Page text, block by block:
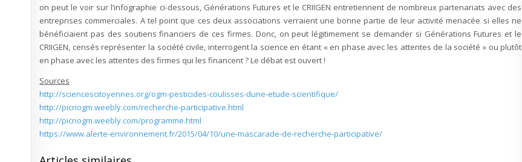
on peut le voir sur l’infographie ci-dessous, Générations Futures et le CRIIGEN entretiennent de nombreux partenariats avec des
entreprises commerciales. A tel point que ces deux associations verraient une bonne partie de leur activité menacée si elles ne
bénéficiaient pas des soutiens financiers de ces firmes. Donc, on peut légitimement se demander si Générations Futures et le
CRIIGEN, censés représenter la société civile, interrogent la science en étant « en phase avec les attentes de la société » ou plutôt
en phase avec les attentes des firmes qui les financent ? Le débat est ouvert !
Sources
http://sciencescitoyennes.org/ogm-pesticides-coulisses-dune-etude-scientifique/
http://picriogm.weebly.com/recherche-participative.html
http://picriogm.weebly.com/programme.html
https://www.alerte-environnement.fr/2015/04/10/une-mascarade-de-recherche-participative/